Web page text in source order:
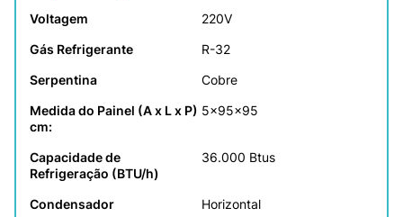
Voltagem
220V
Gás Refrigerante
R-32
Serpentina
Cobre
Medida do Painel (A x L x P)
cm:
5×95×95
Capacidade de
Refrigeração (BTU/h)
36.000 Btus
Condensador Horizontal